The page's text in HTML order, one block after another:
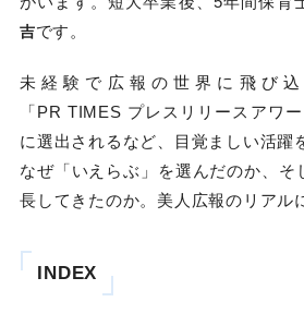
吉です。
未経験で広報の世界に飛び
「PR TIMES プレスリリースアワ
に選出されるなど、目覚ましい活躍
なぜ「いえらぶ」を選んだのか、そ
長してきたのか。美人広報のリアル
INDEX